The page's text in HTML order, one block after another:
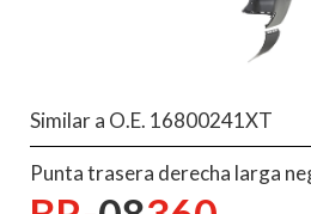
Similar a O.E. 16800241XT
Punta trasera derecha larga